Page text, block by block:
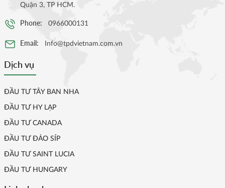
Quận 3, TP HCM.
Phone: 0966000131
Email: Info@tpdvietnam.com.vn
Dịch vụ
ĐẦU TƯ TÂY BAN NHA
ĐẦU TƯ HY LẠP
ĐẦU TƯ CANADA
ĐẦU TƯ ĐẢO SÍP
ĐẦU TƯ SAINT LUCIA
ĐẦU TƯ HUNGARY